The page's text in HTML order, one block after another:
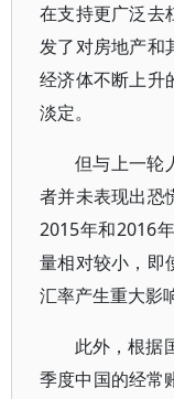
在支持更广泛去
发了对房地产和
经济体不断上升
淡定。
但与上一轮
者并未表现出恐
2015年和2016
量相对较小，即
汇率产生重大影响
此外，根据
季度中国的经常